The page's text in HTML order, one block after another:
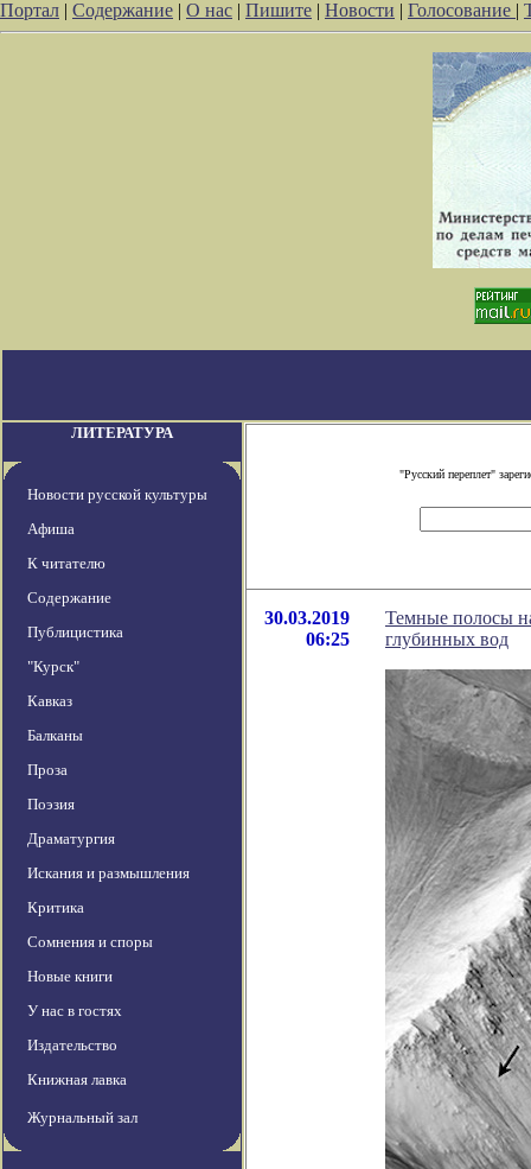
Портал | Содержание | О нас | Пишите | Новости | Голосование |
ЛИТЕРАТУРА
Новости русской культуры
Афиша
К читателю
Содержание
Публицистика
"Курск"
Кавказ
Балканы
Проза
Поэзия
Драматургия
Искания и размышления
Критика
Сомнения и споры
Новые книги
У нас в гостях
Издательство
Книжная лавка
Журнальный зал
"Русский переплет"
30.03.2019
06:25
Темные полосы
глубинных вод